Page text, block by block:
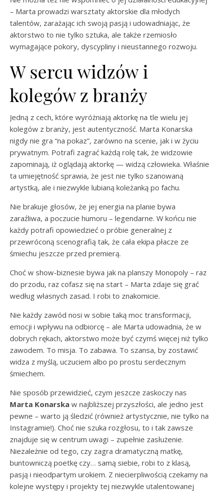
– Marta prowadzi warsztaty aktorskie dla młodych
talentów, zarażając ich swoją pasją i udowadniając, że
aktorstwo to nie tylko sztuka, ale także rzemiosło
wymagające pokory, dyscypliny i nieustannego rozwoju.
W sercu widzów i
kolegów z branży
Jedną z cech, które wyróżniają aktorkę na tle wielu jej
kolegów z branży, jest autentyczność. Marta Konarska
nigdy nie gra “na pokaz”, zarówno na scenie, jak i w życiu
prywatnym. Potrafi zagrać każdą rolę tak, że widzowie
zapominają, iż oglądają aktorkę — widzą człowieka. Właśnie
ta umiejętność sprawia, że jest nie tylko szanowaną
artystką, ale i niezwykle lubianą koleżanką po fachu.
Nie brakuje głosów, że jej energia na planie bywa
zaraźliwa, a poczucie humoru – legendarne. W końcu nie
każdy potrafi opowiedzieć o próbie generalnej z
przewróconą scenografią tak, że cała ekipa płacze ze
śmiechu jeszcze przed premierą.
Choć w show-biznesie bywa jak na planszy Monopoly – raz
do przodu, raz cofasz się na start – Marta zdaje się grać
według własnych zasad. I robi to znakomicie.
Nie każdy zawód nosi w sobie taką moc transformacji,
emocji i wpływu na odbiorcę – ale Marta udowadnia, że w
dobrych rękach, aktorstwo może być czymś więcej niż tylko
zawodem. To misja. To zabawa. To szansa, by zostawić
widza z myślą, uczuciem albo po prostu serdecznym
śmiechem.
Nie sposób przewidzieć, czym jeszcze zaskoczy nas
Marta Konarska w najbliższej przyszłości, ale jedno jest
pewne – warto ją śledzić (również artystycznie, nie tylko na
Instagramie!). Choć nie szuka rozgłosu, to i tak zawsze
znajduje się w centrum uwagi – zupełnie zasłużenie.
Niezależnie od tego, czy zagra dramatyczną matkę,
buntowniczą poetkę czy… samą siebie, robi to z klasą,
pasją i nieodpartym urokiem. Z niecierpliwością czekamy na
kolejne występy i projekty tej niezwykle utalentowanej